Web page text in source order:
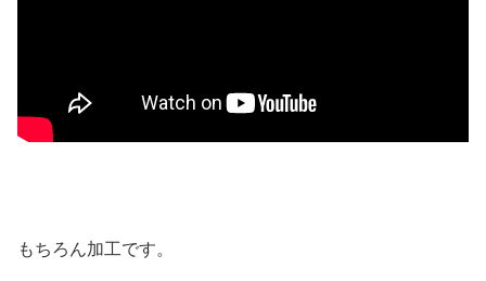
もちろん加工です。